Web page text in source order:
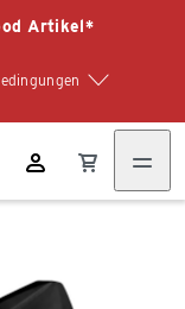
Artikel*